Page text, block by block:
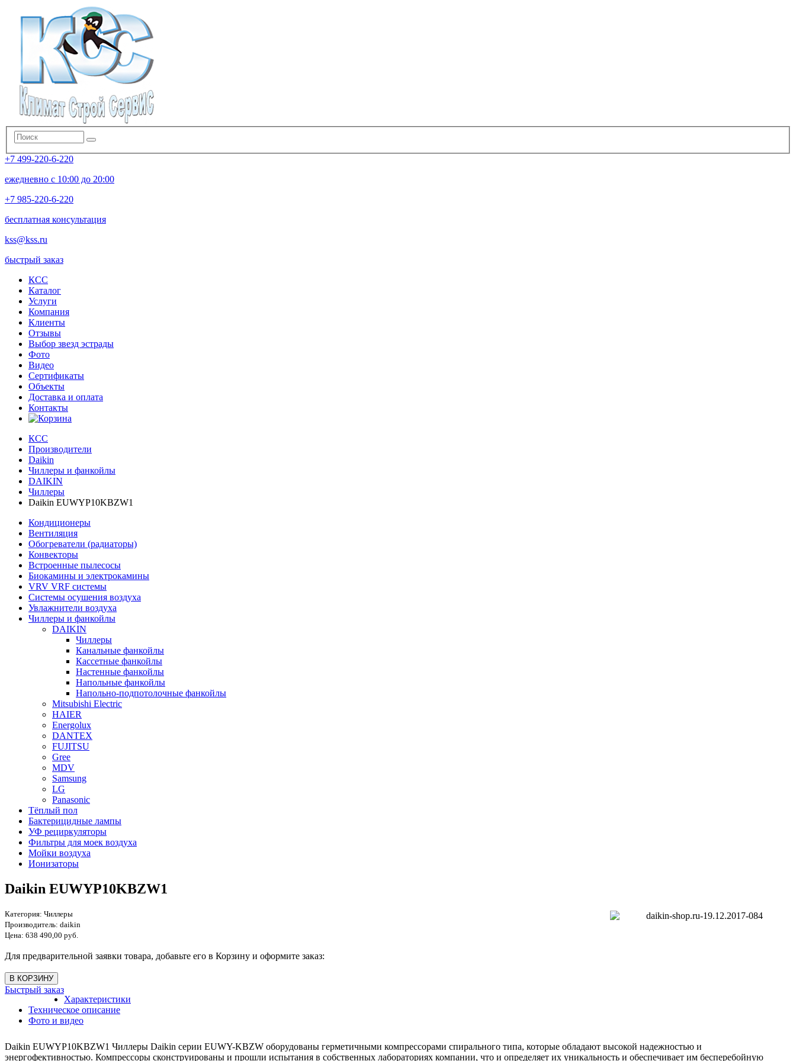
+7 499-220-6-220
ежедневно с 10:00 до 20:00
+7 985-220-6-220
бесплатная консультация
kss@kss.ru
быстрый заказ
КСС
Каталог
Услуги
Компания
Клиенты
Oтзывы
Выбор звезд эстрады
Фото
Видео
Сертификаты
Объекты
Доставка и оплата
Контакты
КСС
Производители
Daikin
Чиллеры и фанкойлы
DAIKIN
Чиллеры
Daikin EUWYP10KBZW1
Кондиционеры
Вентиляция
Обогреватели (радиаторы)
Конвекторы
Встроенные пылесосы
Биокамины и электрокамины
VRV VRF системы
Системы осушения воздуха
Увлажнители воздуха
Чиллеры и фанкойлы
DAIKIN
Чиллеры
Канальные фанкойлы
Кассетные фанкойлы
Настенные фанкойлы
Напольные фанкойлы
Напольно-подпотолочные фанкойлы
Mitsubishi Electric
HAIER
Energolux
DANTEX
FUJITSU
Gree
MDV
Samsung
LG
Panasonic
Тёплый пол
Бактерицидные лампы
УФ рециркуляторы
Фильтры для моек воздуха
Мойки воздуха
Ионизаторы
Daikin EUWYP10KBZW1
Категория: Чиллеры
Производитель: daikin
Цена: 638 490,00 руб.
Для предварительной заявки товара, добавьте его в Корзину и оформите заказ:
Быстрый заказ
Характеристики
Техническое описание
Фото и видео
Daikin EUWYP10KBZW1 Чиллеры Daikin серии EUWY-KBZW оборудованы герметичными компрессорами спирального типа, которые обладают высокой надежностью и
энергофективностью. Компрессоры сконструированы и прошли испытания в собственных лабораториях компании, что и определяет их уникальность и обеспечивает им бесперебойную